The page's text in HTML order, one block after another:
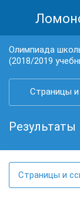
Олимпиада
(2018/2019
Страницы
Результаты
Страницы и